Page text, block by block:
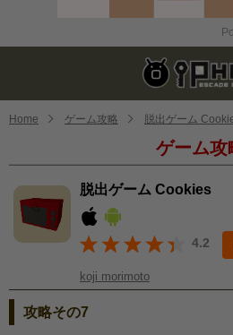
Home ゲーム攻略 脱出ゲーム
ゲーム攻
脱出ゲーム Cookies
4.2
koji morimoto
攻略その7